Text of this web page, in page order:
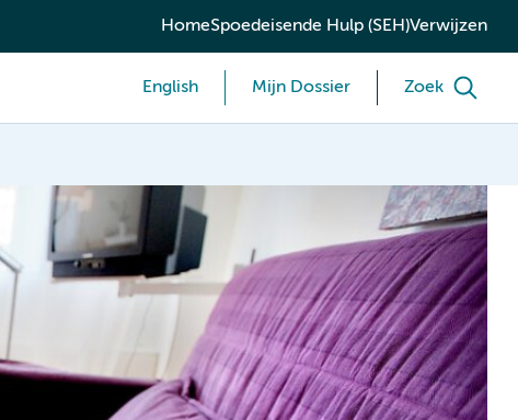
HomeSpoedeisende Hulp (SEH)Verwijzen
English Mijn Dossier Zoek